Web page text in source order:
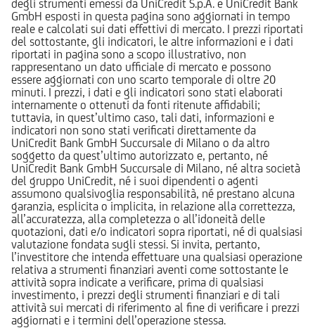
degli strumenti emessi da UniCredit S.p.A. e UniCredit Bank
GmbH esposti in questa pagina sono aggiornati in tempo
reale e calcolati sui dati effettivi di mercato. I prezzi riportati
del sottostante, gli indicatori, le altre informazioni e i dati
riportati in pagina sono a scopo illustrativo, non
rappresentano un dato ufficiale di mercato e possono
essere aggiornati con uno scarto temporale di oltre 20
minuti. I prezzi, i dati e gli indicatori sono stati elaborati
internamente o ottenuti da fonti ritenute affidabili;
tuttavia, in quest’ultimo caso, tali dati, informazioni e
indicatori non sono stati verificati direttamente da
UniCredit Bank GmbH Succursale di Milano o da altro
soggetto da quest’ultimo autorizzato e, pertanto, né
UniCredit Bank GmbH Succursale di Milano, né altra società
del gruppo UniCredit, né i suoi dipendenti o agenti
assumono qualsivoglia responsabilità, né prestano alcuna
garanzia, esplicita o implicita, in relazione alla correttezza,
all’accuratezza, alla completezza o all’idoneità delle
quotazioni, dati e/o indicatori sopra riportati, né di qualsiasi
valutazione fondata sugli stessi. Si invita, pertanto,
l’investitore che intenda effettuare una qualsiasi operazione
relativa a strumenti finanziari aventi come sottostante le
attività sopra indicate a verificare, prima di qualsiasi
investimento, i prezzi degli strumenti finanziari e di tali
attività sui mercati di riferimento al fine di verificare i prezzi
aggiornati e i termini dell’operazione stessa.